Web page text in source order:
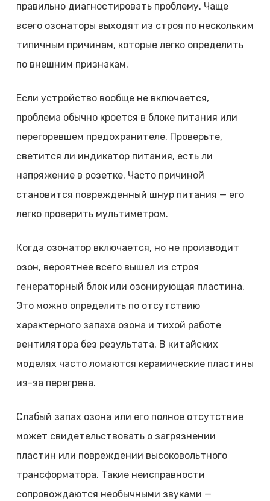
правильно диагностировать проблему. Чаще
всего озонаторы выходят из строя по нескольким
типичным причинам, которые легко определить
по внешним признакам.
Если устройство вообще не включается,
проблема обычно кроется в блоке питания или
перегоревшем предохранителе. Проверьте,
светится ли индикатор питания, есть ли
напряжение в розетке. Часто причиной
становится поврежденный шнур питания — его
легко проверить мультиметром.
Когда озонатор включается, но не производит
озон, вероятнее всего вышел из строя
генераторный блок или озонирующая пластина.
Это можно определить по отсутствию
характерного запаха озона и тихой работе
вентилятора без результата. В китайских
моделях часто ломаются керамические пластины
из-за перегрева.
Слабый запах озона или его полное отсутствие
может свидетельствовать о загрязнении
пластин или повреждении высоковольтного
трансформатора. Такие неисправности
сопровождаются необычными звуками —